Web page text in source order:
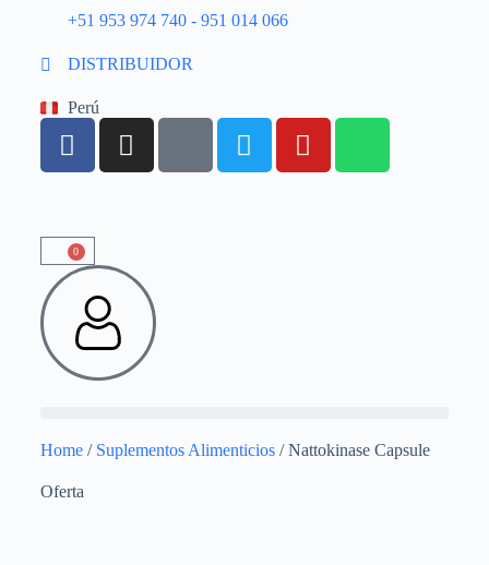
+51 953 974 740 - 951 014 066
DISTRIBUIDOR
Perú
0
Home/ Suplementos Alimenticios/ Nattokinase Capsule
Oferta